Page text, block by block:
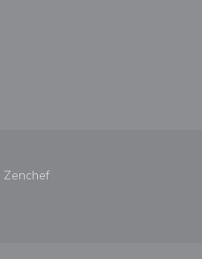
finestra))finestra))
Zenchef((apre una nuova finestra))
finestra))